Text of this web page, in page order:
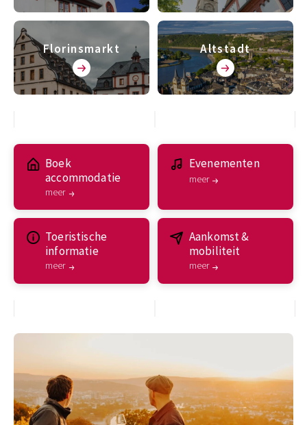
Florinsmarkt Altstadt
Boek
accommodatie
meer
Evenementen
meer
Toeristische
informatie
meer
Aankomst &
mobiliteit
meer